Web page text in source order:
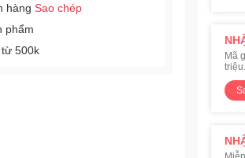
hàngSao chép
phẩm
500k
Mã